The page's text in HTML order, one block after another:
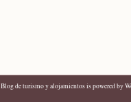
Blog de turismo y alojamientosis powered by